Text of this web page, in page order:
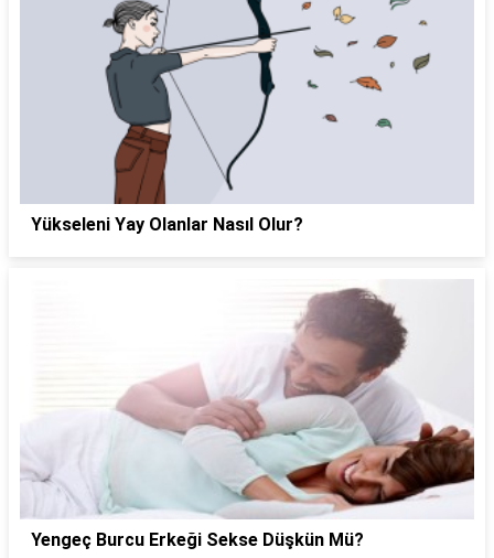
Yükseleni Yay Olanlar Nasıl Olur?
Yengeç Burcu Erkeği Sekse Düşkün Mü?